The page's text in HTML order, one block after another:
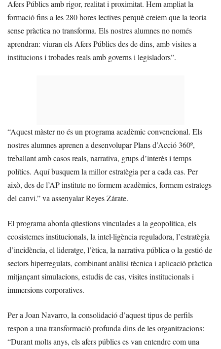
Afers Públics amb rigor, realitat i proximitat. Hem ampliat la
formació fins a les 280 hores lectives perquè creiem que la teoria
sense pràctica no transforma. Els nostres alumnes no només
aprendran: viuran els Afers Públics des de dins, amb visites a
institucions i trobades reals amb governs i legisladors”.
“Aquest màster no és un programa acadèmic convencional. Els
nostres alumnes aprenen a desenvolupar Plans d’Acció 360º,
treballant amb casos reals, narrativa, grups d’interès i temps
polítics. Aquí busquem la millor estratègia per a cada cas. Per
això, des de l’AP institute no formem acadèmics, formem estrategs
del canvi.” va assenyalar Reyes Zárate.
El programa aborda qüestions vinculades a la geopolítica, els
ecosistemes institucionals, la intel·ligència reguladora, l’estratègia
d’incidència, el lideratge, l’ètica, la narrativa pública o la gestió de
sectors hiperregulats, combinant anàlisi tècnica i aplicació pràctica
mitjançant simulacions, estudis de cas, visites institucionals i
immersions corporatives.
Per a Joan Navarro, la consolidació d’aquest tipus de perfils
respon a una transformació profunda dins de les organitzacions:
“Durant molts anys, els afers públics es van entendre com una